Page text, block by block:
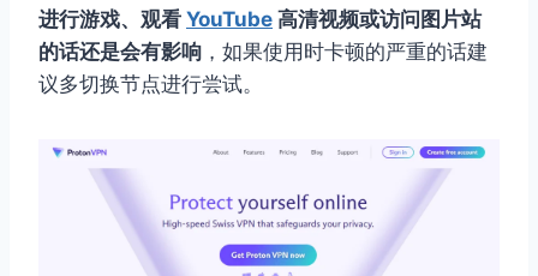
进行游戏、观看 YouTube 高清视频或访问图片站
的话还是会有影响 ，如果使用时卡顿的严重的话建
议多切换节点进行尝试。